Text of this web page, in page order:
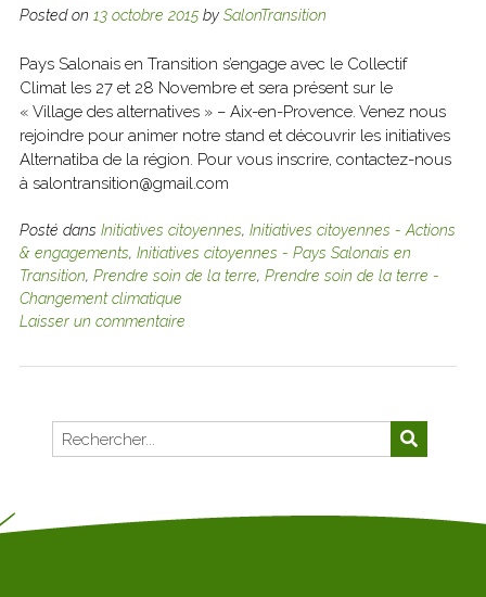
Posted on 13 octobre 2015by SalonTransition
Pays Salonais en Transition s’engage avec le Collectif
Climat les 27 et 28 Novembre et sera présent sur le
« Village des alternatives » – Aix-en-Provence. Venez nous
rejoindre pour animer notre stand et découvrir les initiatives
Alternatiba de la région. Pour vous inscrire, contactez-nous
à salontransition@gmail.com
Posté dans Initiatives citoyennes, Initiatives citoyennes - Actions
& engagements, Initiatives citoyennes - Pays Salonais en
Transition, Prendre soin de la terre, Prendre soin de la terre -
Changement climatique
Laisser un commentaire